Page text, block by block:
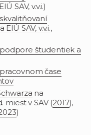
SAV, v.v.i.)
skvalitňovaní
SAV, v.v.i.,
podpore študentiek a
pracovnom čase
na
miest v SAV (2017),
)